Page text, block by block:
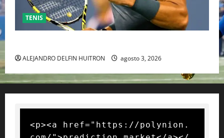
TENIS
ALEJANDRO DELFIN HUITRON agosto 3, 2026
<p><a href="https://polynion.